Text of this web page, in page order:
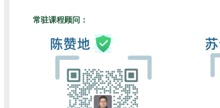
常驻课程顾问：